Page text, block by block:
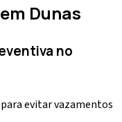
Dunas
no
evitar vazamentos